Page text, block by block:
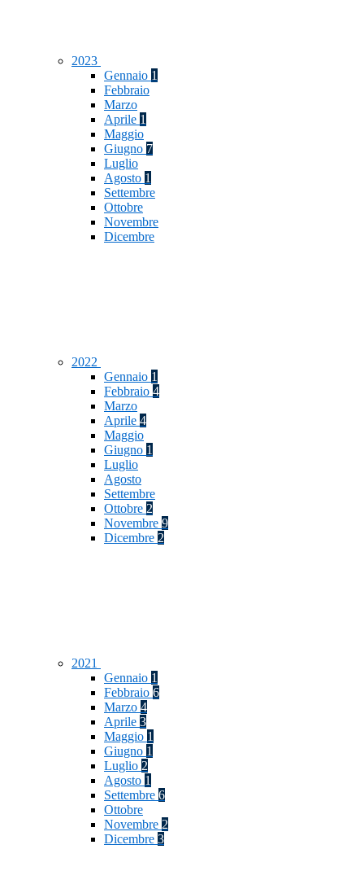
2023
Gennaio 1
Febbraio
Marzo
Aprile 1
Maggio
Giugno 7
Luglio
Agosto 1
Settembre
Ottobre
Novembre
Dicembre
2022
Gennaio 1
Febbraio 4
Marzo
Aprile 4
Maggio
Giugno 1
Luglio
Agosto
Settembre
Ottobre 2
Novembre 9
Dicembre 2
2021
Gennaio 1
Febbraio 6
Marzo 4
Aprile 3
Maggio 1
Giugno 1
Luglio 2
Agosto 1
Settembre 6
Ottobre
Novembre 2
Dicembre 3